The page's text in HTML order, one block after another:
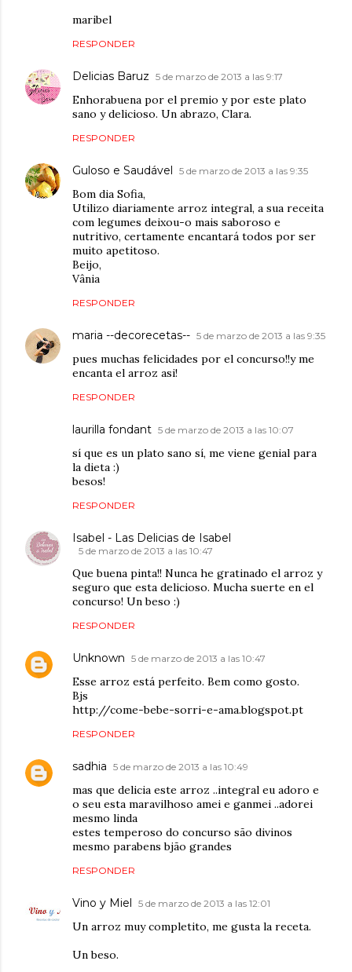
maribel
RESPONDER
Delicias Baruz 5 de marzo de 2013 a las 9:17
Enhorabuena por el premio y por este plato
sano y delicioso. Un abrazo, Clara.
RESPONDER
Guloso e Saudável 5 de marzo de 2013 a las 9:35
Bom dia Sofia,
Utilizo diariamente arroz integral, a sua receita
com legumes deixou-o mais saboroso e
nutritivo, certamente encantará todos por ser
muito apetitoso.
Beijo,
Vânia
RESPONDER
maria --decorecetas-- 5 de marzo de 2013 a las 9:35
pues muchas felicidades por el concurso!!y me
encanta el arroz asi!
RESPONDER
laurilla fondant 5 de marzo de 2013 a las 10:07
sí que es un plato sano sí, me viene genial para
la dieta :)
besos!
RESPONDER
Isabel - Las Delicias de Isabel
5 de marzo de 2013 a las 10:47
Que buena pinta!! Nunca he gratinado el arroz y
seguro que esta delicioso. Mucha suerte en el
concurso! Un beso :)
RESPONDER
Unknown 5 de marzo de 2013 a las 10:47
Esse arroz está perfeito. Bem como gosto.
Bjs
http://come-bebe-sorri-e-ama.blogspot.pt
RESPONDER
sadhia 5 de marzo de 2013 a las 10:49
mas que delicia este arroz ..integral eu adoro e
o seu esta maravilhoso amei e ganmei ..adorei
mesmo linda
estes temperoso do concurso são divinos
mesmo parabens bjão grandes
RESPONDER
Vino y Miel 5 de marzo de 2013 a las 12:01
Un arroz muy completito, me gusta la receta.
Un beso.